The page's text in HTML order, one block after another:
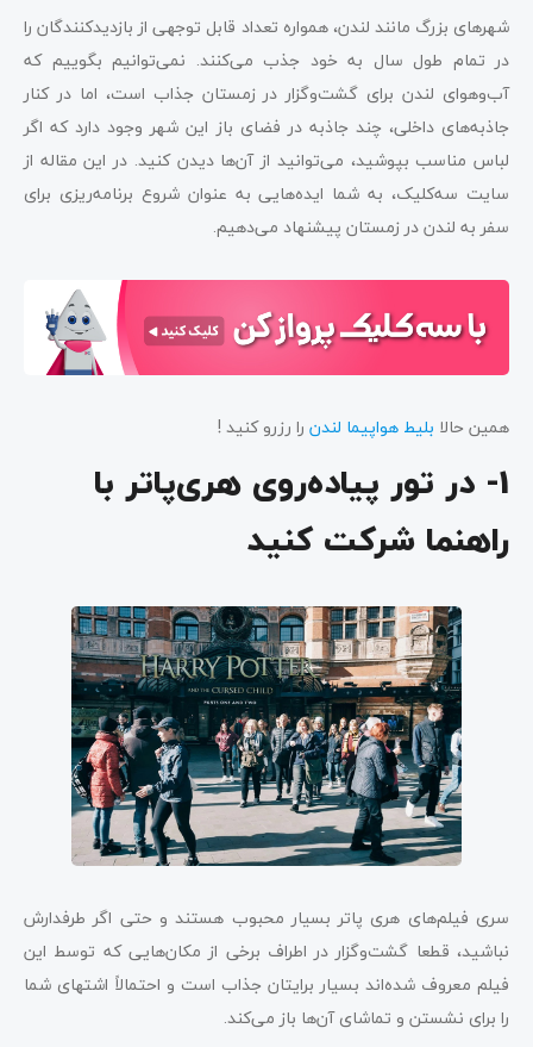
شهرهای بزرگ مانند لندن، همواره تعداد قابل توجهی از بازدیدکنندگان را
در تمام طول سال به خود جذب می‌کنند. نمی‌توانیم بگوییم که
آب‌وهوای لندن برای گشت‌وگزار در زمستان جذاب است، اما در کنار
جاذبه‌های داخلی، چند جاذبه در فضای باز این شهر وجود دارد که اگر
لباس مناسب بپوشید، می‌توانید از آن‌ها دیدن کنید. در این مقاله از
سایت سه‌کلیک، به شما ایده‌هایی به عنوان شروع برنامه‌ریزی برای
سفر به لندن در زمستان پیشنهاد می‌دهیم.
همین حالا بلیط هواپیما لندن را رزرو کنید !
1- در تور پیاده‌روی هری‌پاتر با
راهنما شرکت کنید
سری فیلم‌های هری پاتر بسیار محبوب هستند و حتی اگر طرفدارش
نباشید، قطعا گشت‌وگزار در اطراف برخی از مکان‌هایی که توسط این
فیلم معروف شده‌اند بسیار برایتان جذاب است و احتمالاً اشتهای شما
را برای نشستن و تماشای آن‌ها باز می‌کند.